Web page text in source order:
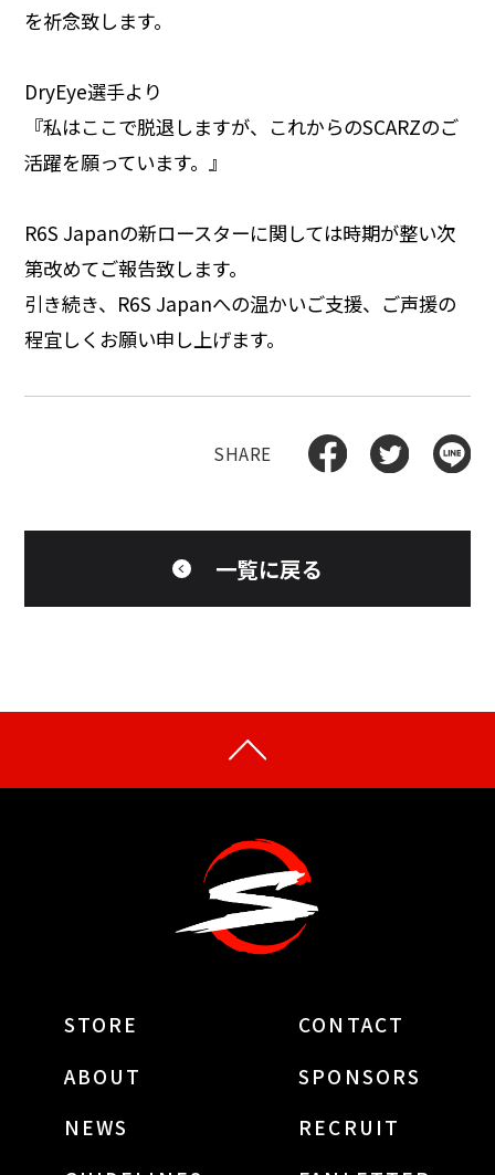
を祈念致します。
DryEye選手より
『私はここで脱退しますが、これからのSCARZのご
活躍を願っています。』
R6S Japanの新ロースターに関しては時期が整い次
第改めてご報告致します。
引き続き、R6S Japanへの温かいご支援、ご声援の
程宜しくお願い申し上げます。
一覧に戻る
STORE
CONTACT
ABOUT
SPONSORS
NEWS
RECRUIT